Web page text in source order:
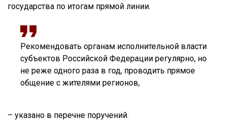
государства по итогам прямой линии.
Рекомендовать органам исполнительной власти
субъектов Российской Федерации регулярно, но
не реже одного раза в год, проводить прямое
общение с жителями регионов,
– указано в перечне поручений.